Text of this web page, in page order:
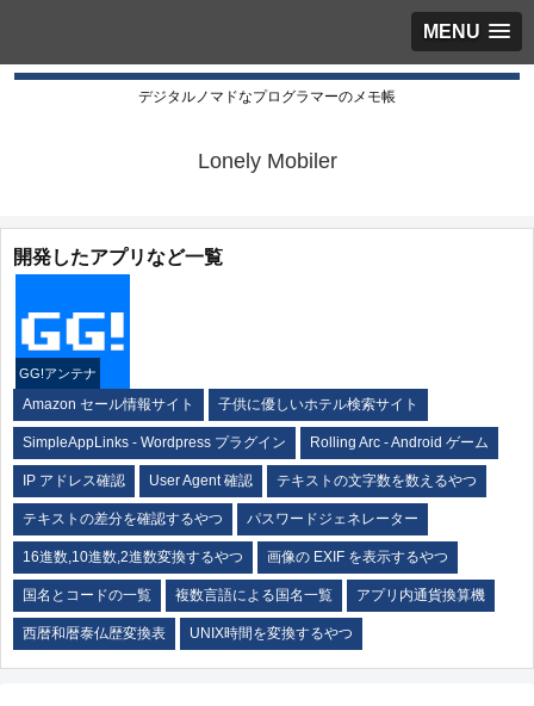
MENU
デジタルノマドなプログラマーのメモ帳
Lonely Mobiler
開発したアプリなど一覧
GG!アンテナ
Amazon セール情報サイト 子供に優しいホテル検索サイト
SimpleAppLinks - Wordpress プラグイン Rolling Arc - Android ゲーム
IP アドレス確認 User Agent 確認 テキストの文字数を数えるやつ
テキストの差分を確認するやつ パスワードジェネレーター
16進数,10進数,2進数変換するやつ 画像の EXIF を表示するやつ
国名とコードの一覧 複数言語による国名一覧 アプリ内通貨換算機
西暦和暦泰仏歴変換表 UNIX時間を変換するやつ